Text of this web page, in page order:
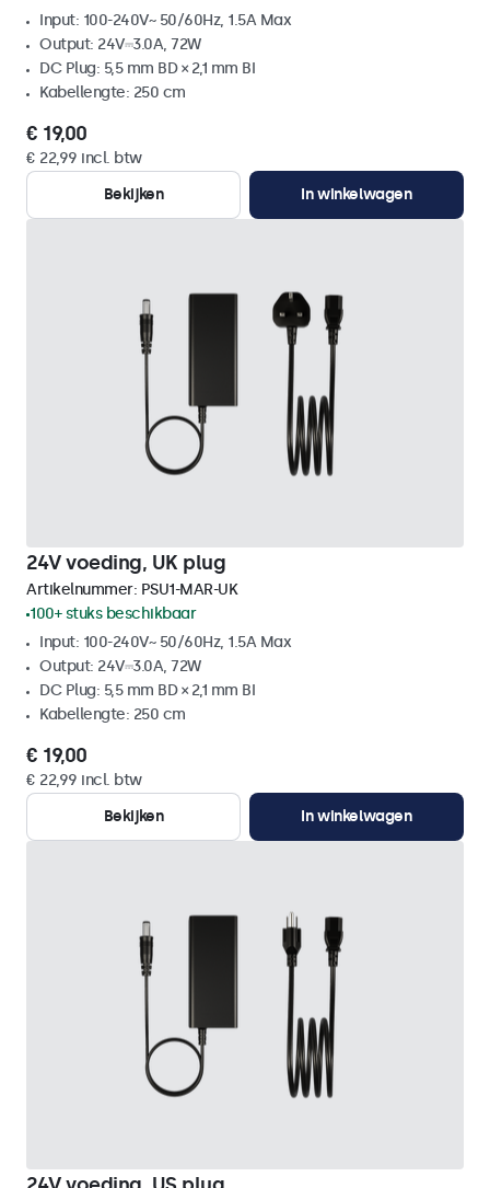
Input: 100-240V~ 50/60Hz, 1.5A Max
Output: 24V⎓3.0A, 72W
DC Plug: 5,5 mm BD × 2,1 mm BI
Kabellengte: 250 cm
€ 19,00
€ 22,99 incl. btw
Bekijken
In winkelwagen
24V voeding, UK plug
Artikelnummer: PSU1-MAR-UK
100+ stuks beschikbaar
Input: 100-240V~ 50/60Hz, 1.5A Max
Output: 24V⎓3.0A, 72W
DC Plug: 5,5 mm BD × 2,1 mm BI
Kabellengte: 250 cm
€ 19,00
€ 22,99 incl. btw
Bekijken
In winkelwagen